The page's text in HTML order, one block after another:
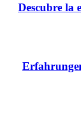
Descubre la